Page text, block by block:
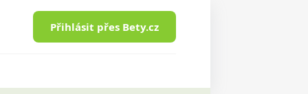
Přihlásit přes Bety.cz